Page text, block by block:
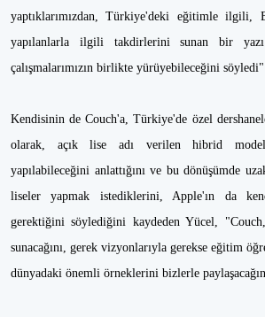
yaptıklarımızdan, Türkiye'deki eğitimle ilgili,
yapılanlarla ilgili takdirlerini sunan bir
çalışmalarımızın birlikte yürüyebileceğini
Kendisinin de Couch'a, Türkiye'de özel
olarak, açık lise adı verilen hibrid
yapılabileceğini anlattığını ve bu dönüşümde
liseler yapmak istediklerini, Apple'ın da
gerektiğini söylediğini kaydeden Yücel,
sunacağını, gerek vizyonlarıyla gerekse eğitim
dünyadaki önemli örneklerini bizlerle